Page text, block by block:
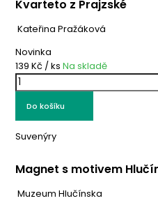
Kvarteto z Prajzské
Kateřina Pražáková
Novinka
139 Kč / ks Na skladě
Do košíku
Suvenýry
Magnet s motivem
Muzeum Hlučínska